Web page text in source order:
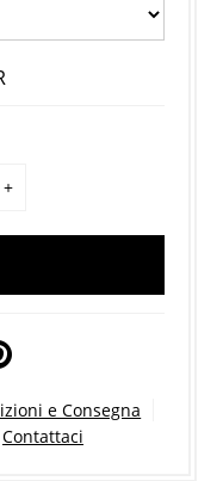
+
e Consegna
Contattaci